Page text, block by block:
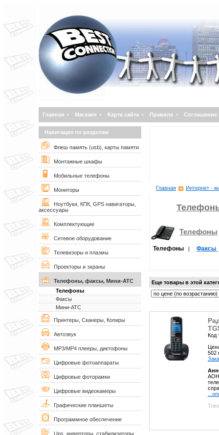
Главная • Магазин • Карта сайта • Правила • Соглашение
Навигация по разделам
Флеш память (usb), карты памяти
Монтажные шкафы
Мобильные телефоны
Мониторы
Ноутбуки, КПК, GPS навигаторы,
аксессуары
Комплектующие
Сетевое оборудование
Телевизоры и плазмы
Проекторы и экраны
Телефоны, факсы, Мини-АТС
Телефоны
Факсы
Мини-АТС
Принтеры, Сканеры, Копиры
Автозвук
MP3/MP4 плееры, диктофоны
Цифровые фотоаппараты
Цифровые фоторамки
Цифровые видеокамеры
Графические планшеты
Программное обеспечение
Ups, инверторы, стабилизаторы
Главная Интернет -
Телефоны
Телефоны | Факсы
Еще товары в этой
Код
502